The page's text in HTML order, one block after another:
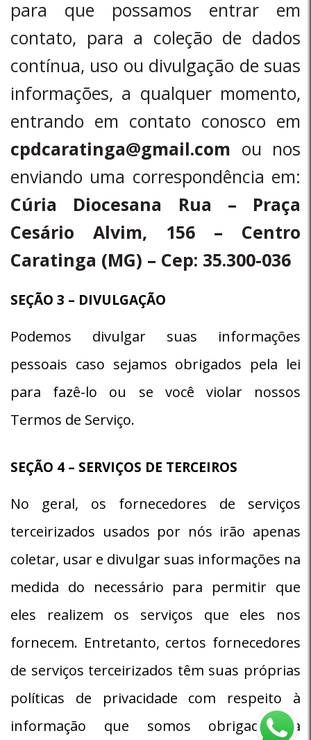
para que possamos entrar em
contato, para a coleção de dados
contínua, uso ou divulgação de suas
informações, a qualquer momento,
entrando em contato conosco em
cpdcaratinga@gmail.com ou nos
enviando uma correspondência em:
Cúria Diocesana Rua – Praça
Cesário Alvim, 156 – Centro
Caratinga (MG) – Cep: 35.300-036
SEÇÃO 3 – DIVULGAÇÃO
Podemos divulgar suas informações
pessoais caso sejamos obrigados pela lei
para fazê-lo ou se você violar nossos
Termos de Serviço.
SEÇÃO 4 – SERVIÇOS DE TERCEIROS
No geral, os fornecedores de serviços
terceirizados usados por nós irão apenas
coletar, usar e divulgar suas informações na
medida do necessário para permitir que
eles realizem os serviços que eles nos
fornecem. Entretanto, certos fornecedores
de serviços terceirizados têm suas próprias
políticas de privacidade com respeito à
informação que somos obrigados a